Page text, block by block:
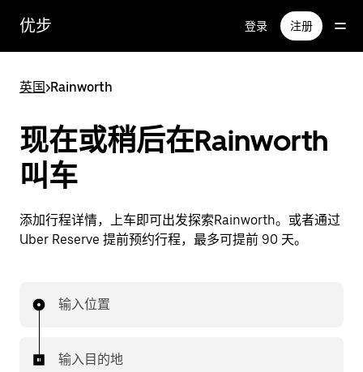
优步 登录 注册
英国>Rainworth
现在或稍后在Rainworth
叫车
添加行程详情，上车即可出发探索Rainworth。或者通过
Uber Reserve 提前预约行程，最多可提前 90 天。
输入位置
输入目的地